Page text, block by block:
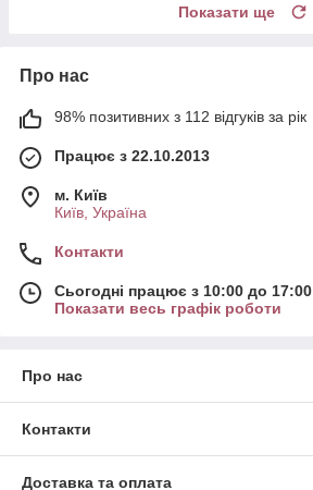
Показати ще
Про нас
98% позитивних з 112 відгуків за рік
Працює з 22.10.2013
м. Київ
Київ, Україна
Контакти
Сьогодні працює з 10:00 до 17:00
Показати весь графік роботи
Про нас
Контакти
Доставка та оплата